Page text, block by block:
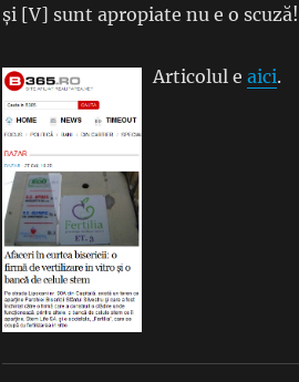
și [V] sunt apropiate nu e o scuză!
Articolul e aici.